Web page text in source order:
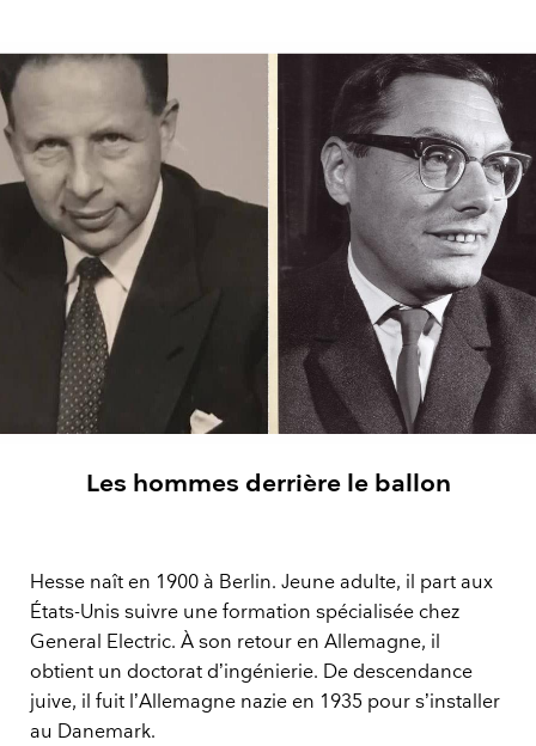
Les hommes derrière le ballon
Hesse naît en 1900 à Berlin. Jeune adulte, il part aux
États-Unis suivre une formation spécialisée chez
General Electric. À son retour en Allemagne, il
obtient un doctorat d’ingénierie. De descendance
juive, il fuit l’Allemagne nazie en 1935 pour s’installer
au Danemark.